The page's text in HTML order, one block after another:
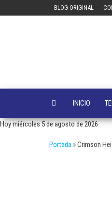
BLOG ORIGINAL
INICIO
Hoy miércoles 5 de agosto de 2026
Portada »Crimson